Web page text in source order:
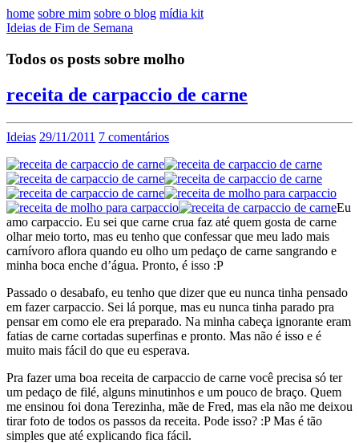
home sobre mim sobre o blog mídia kit
Ideias de Fim de Semana
Todos os posts sobre molho
receita de carpaccio de carne
Ideias 29/11/2011 7 comentários
Eu
amo carpaccio. Eu sei que carne crua faz até quem gosta de carne
olhar meio torto, mas eu tenho que confessar que meu lado mais
carnívoro aflora quando eu olho um pedaço de carne sangrando e
minha boca enche d’água. Pronto, é isso :P
Passado o desabafo, eu tenho que dizer que eu nunca tinha pensado
em fazer carpaccio. Sei lá porque, mas eu nunca tinha parado pra
pensar em como ele era preparado. Na minha cabeça ignorante eram
fatias de carne cortadas superfinas e pronto. Mas não é isso e é
muito mais fácil do que eu esperava.
Pra fazer uma boa receita de carpaccio de carne você precisa só ter
um pedaço de filé, alguns minutinhos e um pouco de braço. Quem
me ensinou foi dona Terezinha, mãe de Fred, mas ela não me deixou
tirar foto de todos os passos da receita. Pode isso? :P Mas é tão
simples que até explicando fica fácil.